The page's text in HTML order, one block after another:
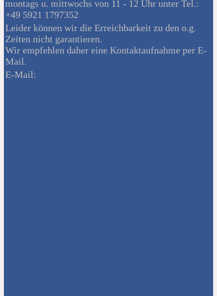
montags u. mittwochs von 11 - 12 Uhr unter Tel.:
+49 5921 1797352
Leider können wir die Erreichbarkeit zu den o.g.
Zeiten nicht garantieren.
Wir empfehlen daher eine Kontaktaufnahme per E-
Mail.
E-Mail: